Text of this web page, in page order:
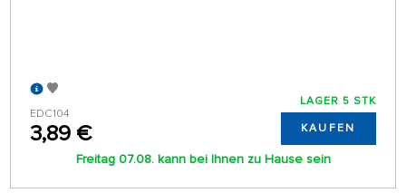
EDC104
3,89 €
LAGER 5 STK
KAUFEN
Freitag 07.08. kann bei Ihnen zu Hause sein